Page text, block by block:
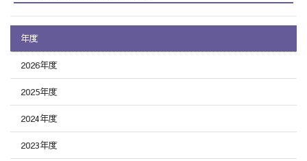
年度
2026年度
2025年度
2024年度
2023年度